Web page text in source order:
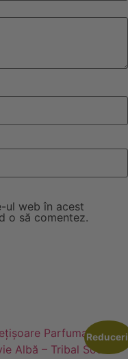
ul web în acest
o să comentez.